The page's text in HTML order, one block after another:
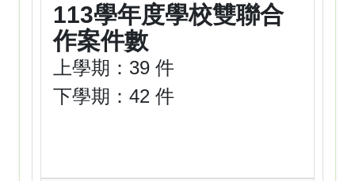
113學年度學校雙聯合
作案件數
上學期：39 件
下學期：42 件